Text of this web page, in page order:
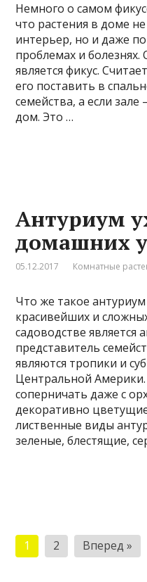
Немного о самом
что растения в доме
интерьер, но и даже
проблемах и
является фикус.
его поставить в
семейства, а если зале
дом. Это …
Антуриум
домашних
05.12.2017 Комнатные
Что же такое
красивейших и
садоводстве является
представитель
являются тропики и
Центральной
соперничать даже с
декоративно
лиственные виды
зеленые, блестящие,
Пагинация
записей
1 2 Вперед »